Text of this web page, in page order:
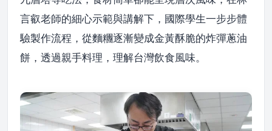
言叡老師的細心示範與講解下，國際學生一步步體
驗製作流程，從麵糰逐漸變成金黃酥脆的炸彈蔥油
餅，透過親手料理，理解台灣飲食風味。